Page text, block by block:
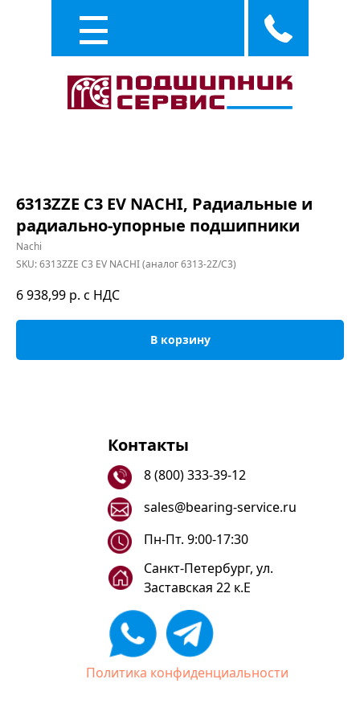
6313ZZE C3 EV NACHI, Радиальные и
радиально-упорные подшипники
Nachi
SKU:6313ZZE C3 EV NACHI (аналог 6313-2Z/C3)
6 938,99 р. с НДС
В корзину
Контакты
8 (800) 333-39-12
sales@bearing-service.ru
Санкт-Петербург, ул.
Заставская 22 к.Е
Пн-Пт. 9:00-17:30
Политика конфиденциальности